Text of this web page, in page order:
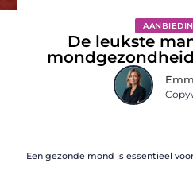
De leukste
Een gezonde mond is essentieel